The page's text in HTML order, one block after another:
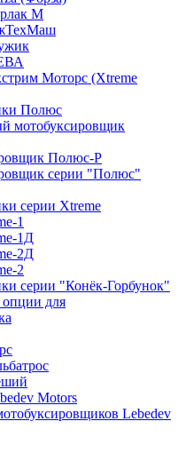
М
Моторс (Xtreme
Полюс
мотобуксировщик
Полюс-Р
серии "Полюс"
серии Xtreme
1
1Д
2Д
2
серии "Конёк-Горбунок"
для
Motors
Lebedev